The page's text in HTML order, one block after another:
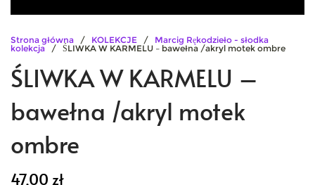
Strona główna / KOLEKCJE / Marcig Rękodzieło - słodka
kolekcja / ŚLIWKA W KARMELU – bawełna /akryl motek ombre
ŚLIWKA W KARMELU –
bawełna /akryl motek
ombre
47,00 zł